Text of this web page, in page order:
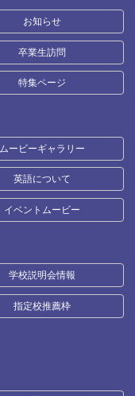
お知らせ
卒業生訪問
特集ページ
ムービーギャラリー
英語について
イベントムービー
学校説明会情報
指定校推薦枠